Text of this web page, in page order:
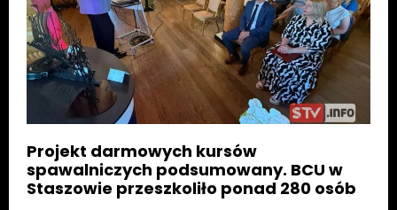
Projekt darmowych kursów
spawalniczych podsumowany. BCU w
Staszowie przeszkoliło ponad 280 osób